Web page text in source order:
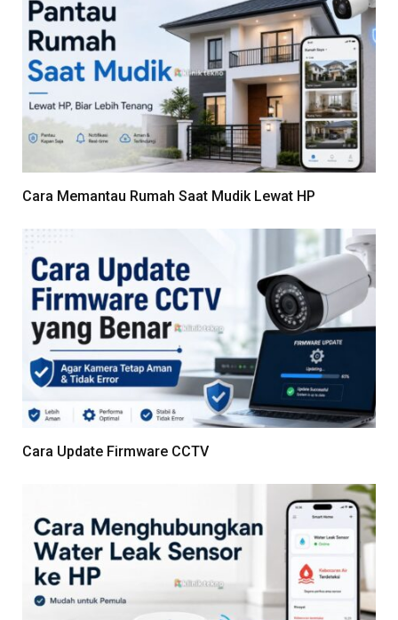
Cara Memantau Rumah Saat Mudik Lewat HP
Cara Update Firmware CCTV